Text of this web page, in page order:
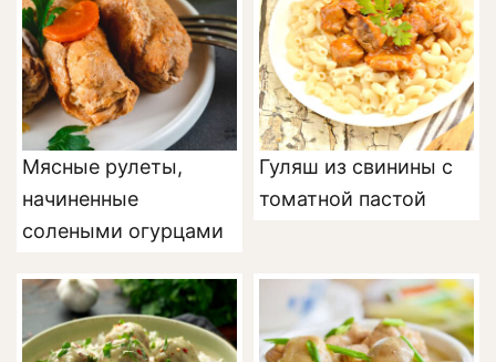
Мясные рулеты,
начиненные
солеными огурцами
Гуляш из свинины с
томатной пастой